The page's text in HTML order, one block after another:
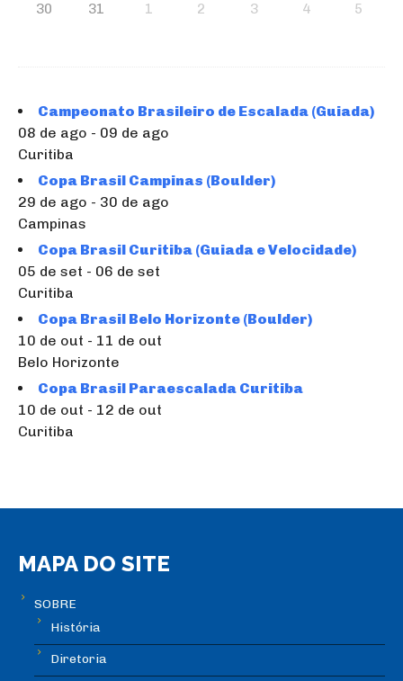
30 31 1 2 3 4 5
Campeonato Brasileiro de Escalada (Guiada)
08 de ago - 09 de ago
Curitiba
Copa Brasil Campinas (Boulder)
29 de ago - 30 de ago
Campinas
Copa Brasil Curitiba (Guiada e Velocidade)
05 de set - 06 de set
Curitiba
Copa Brasil Belo Horizonte (Boulder)
10 de out - 11 de out
Belo Horizonte
Copa Brasil Paraescalada Curitiba
10 de out - 12 de out
Curitiba
MAPA DO SITE
SOBRE
História
Diretoria